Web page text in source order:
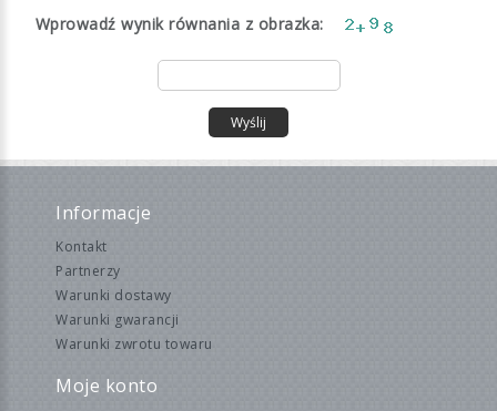
Wprowadź wynik równania z obrazka:
Wyślij
Informacje
Kontakt
Partnerzy
Warunki dostawy
Warunki gwarancji
Warunki zwrotu towaru
Moje konto